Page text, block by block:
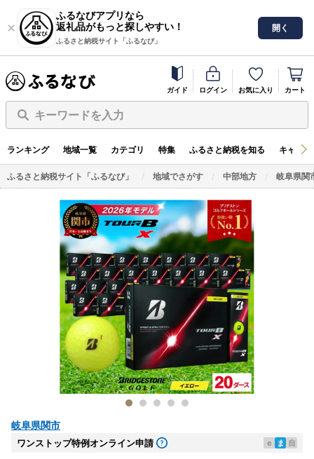
ふるなびアプリなら
返礼品がもっと探しやすい！
ふるさと納税サイト「ふるなび」
開く
ガイド ログイン お気に入り カート
キーワードを入力
ランキング 地域一覧 カテゴリ 特集 ふるさと納税を知る キャン
ふるさと納税サイト「ふるなび」 地域でさがす 中部地方 岐阜県関
岐阜県関市
ワンストップ特例オンライン申請 e ま 自